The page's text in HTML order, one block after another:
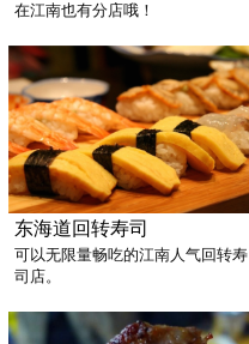
在江南也有分店哦！
东海道回转寿司
可以无限量畅吃的江南人气回转寿
司店。